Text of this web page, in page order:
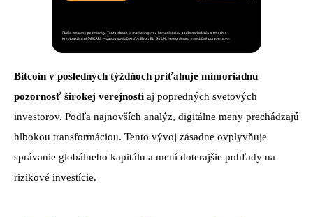
Bitcoin v posledných týždňoch priťahuje mimoriadnu
pozornosť širokej verejnosti aj popredných svetových
investorov. Podľa najnovších analýz, digitálne meny prechádzajú
hlbokou transformáciou. Tento vývoj zásadne ovplyvňuje
správanie globálneho kapitálu a mení doterajšie pohľady na
rizikové investície.